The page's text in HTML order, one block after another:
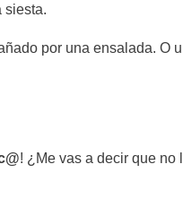
siesta.
por una ensalada. O
! ¿Me vas a decir que